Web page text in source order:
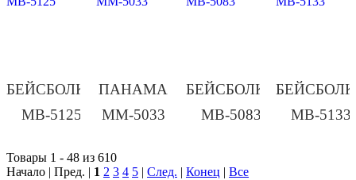
БЕЙСБОЛКА
МВ-5125
ПАНАМА
ММ-5033
БЕЙСБОЛКА
МВ-5083
МВ-5133
Товары 1 - 48 из 610
Начало | Пред. | 1 2 3 4 5 | След. | Конец | Все